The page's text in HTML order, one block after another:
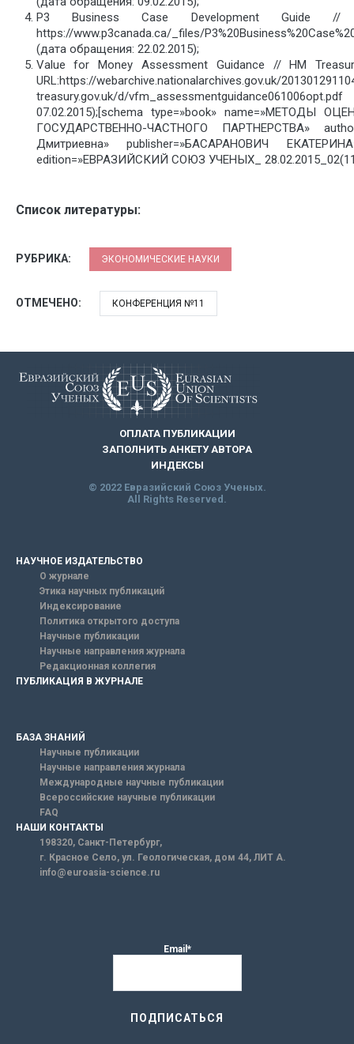
P3 Business Case Development Guide //
https://www.p3canada.ca/_files/
(дата обращения: 22.02.2015);
Value for Money Assessment Guidance // HM
URL:https://webarchive.nationalarchives.gov.uk/
treasury.gov.uk/d/
07.02.2015);[schema type=»book» name=»МЕТОДЫ
ГОСУДАРСТВЕННО-ЧАСТНОГО ПАРТНЕРСТВА»
Дмитриевна» publisher=»БАСАРАНОВИЧ
edition=»ЕВРАЗИЙСКИЙ СОЮЗ УЧЕНЫХ_
Список литературы:
РУБРИКА: ЭКОНОМИЧЕСКИЕ НАУКИ
ОТМЕЧЕНО: КОНФЕРЕНЦИЯ №11
ОПЛАТА ПУБЛИКАЦИИ
ЗАПОЛНИТЬ АНКЕТУ АВТОРА
ИНДЕКСЫ
© 2022 Евразийский Союз Ученых.
All Rights Reserved.
НАУЧНОЕ ИЗДАТЕЛЬСТВО
О журнале
Этика научных публикаций
Индексирование
Политика открытого доступа
Научные публикации
Научные направления журнала
Редакционная коллегия
ПУБЛИКАЦИЯ В ЖУРНАЛЕ
БАЗА ЗНАНИЙ
Научные публикации
Научные направления журнала
Международные научные публикации
Всероссийские научные публикации
FAQ
НАШИ КОНТАКТЫ
198320, Санкт-Петербург,
г. Красное Село, ул. Геологическая, дом 44, ЛИТ А.
info@euroasia-science.ru
Email*